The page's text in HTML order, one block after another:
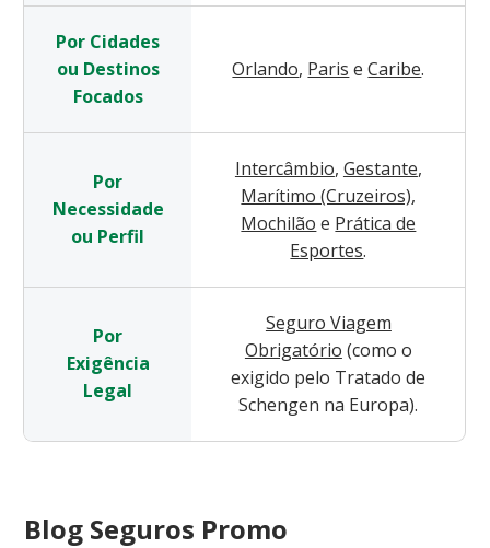
Por Cidades
ou Destinos
Focados
Orlando, Paris e Caribe.
Por
Necessidade
ou Perfil
Intercâmbio, Gestante,
Marítimo (Cruzeiros),
Mochilão e Prática de
Esportes.
Por
Exigência
Legal
Seguro Viagem
Obrigatório (como o
exigido pelo Tratado de
Schengen na Europa).
Blog Seguros Promo